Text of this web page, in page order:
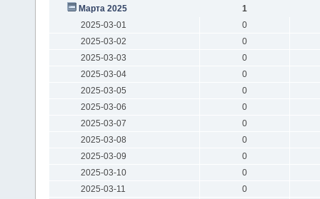
Марта 2025
1
2025-03-01
0
2025-03-02
0
2025-03-03
0
2025-03-04
0
2025-03-05
0
2025-03-06
0
2025-03-07
0
2025-03-08
0
2025-03-09
0
2025-03-10
0
2025-03-11
0